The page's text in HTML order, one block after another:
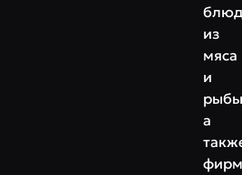
из
мяса
и
а